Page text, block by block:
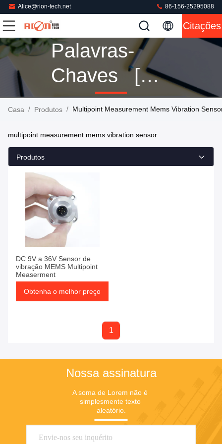
Alice@rion-tech.net 86-156-25295088
Citações
Palavras-
Chaves [
Multipoint
Mems
Vibration
Sensor ]
Fósforo 1
Produtos
Casa / Produtos / Multipoint Measurement Mems Vibration
multipoint measurement mems vibration sensor
Produtos
DC 9V a 36V Sensor de
vibração MEMS Multipoint
Measerment
Obtenha o melhor preço
1
Nossa assinatura
A soma de Lorem não é
simplesmente texto
aleatório.